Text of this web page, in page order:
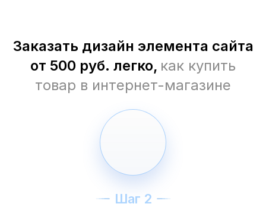
Заказать дизайн элемента сайта
от 500 руб. легко, как купить
товар в интернет-магазине
Шаг 2